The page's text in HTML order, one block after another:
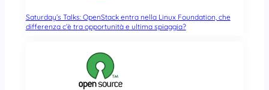
Saturday’s Talks: OpenStack entra nella Linux Foundation, che
differenza c’è tra opportunità e ultima spiaggia?